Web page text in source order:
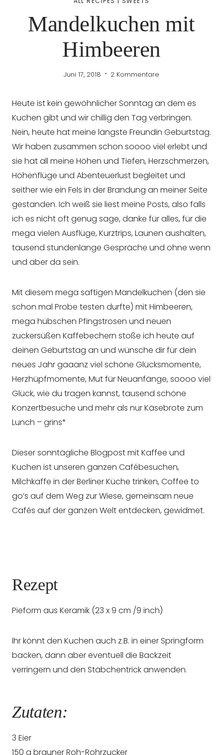
Mandelkuchen mit
Himbeeren
Juni 17, 2018 2 Kommentare
Heute ist kein gewöhnlicher Sonntag an dem es
Kuchen gibt und wir chillig den Tag verbringen.
Nein, heute hat meine längste Freundin Geburtstag.
Wir haben zusammen schon soooo viel erlebt und
sie hat all meine Höhen und Tiefen, Herzschmerzen,
Höhenflüge und Abenteuerlust begleitet und
seither wie ein Fels in der Brandung an meiner Seite
gestanden. Ich weiß sie liest meine Posts, also falls
ich es nicht oft genug sage, danke für alles, für die
mega vielen Ausflüge, Kurztrips, Launen aushalten,
tausend stundenlange Gespräche und ohne wenn
und aber da sein.
Mit diesem mega saftigen Mandelkuchen (den sie
schon mal Probe testen durfte) mit Himbeeren,
mega hübschen Pfingstrosen und neuen
zuckersüßen Kaffebechern stoße ich heute auf
deinen Geburtstag an und wünsche dir für dein
neues Jahr gaaanz viel schöne Glücksmomente,
Herzhüpfmomente, Mut für Neuanfänge, soooo viel
Glück, wie du tragen kannst, tausend schöne
Konzertbesuche und mehr als nur Käsebrote zum
Lunch – grins*
Dieser sonntägliche Blogpost mit Kaffee und
Kuchen ist unseren ganzen Cafébesuchen,
Milchkaffe in der Berliner Küche trinken, Coffee to
go’s auf dem Weg zur Wiese, gemeinsam neue
Cafés auf der ganzen Welt entdecken, gewidmet.
Rezept
Pieform aus Keramik (23 x 9 cm /9 inch)
Ihr könnt den Kuchen auch z.B. in einer Springform
backen, dann aber eventuell die Backzeit
verringern und den Stäbchentrick anwenden.
Zutaten:
3 Eier
150 g brauner Roh-Rohrzucker